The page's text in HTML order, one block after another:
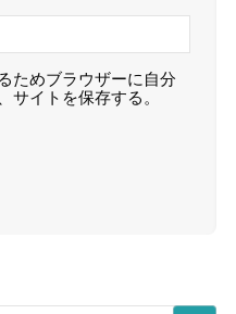
ためブラウザーに自分
サイトを保存する。